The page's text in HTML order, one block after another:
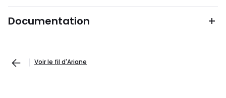
Documentation
Voir le fil d'Ariane